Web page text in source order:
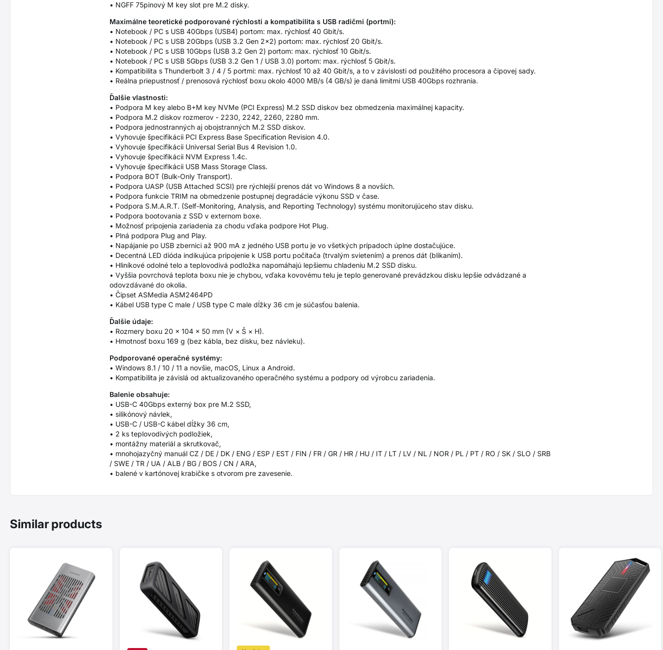
• NGFF 75pinový M key slot pre M.2 disky.
Maximálne teoretické podporované rýchlosti a kompatibilita s USB radičmi (portmi):
• Notebook / PC s USB 40Gbps (USB4) portom: max. rýchlosť 40 Gbit/s.
• Notebook / PC s USB 20Gbps (USB 3.2 Gen 2x2) portom: max. rýchlosť 20 Gbit/s.
• Notebook / PC s USB 10Gbps (USB 3.2 Gen 2) portom: max. rýchlosť 10 Gbit/s.
• Notebook / PC s USB 5Gbps (USB 3.2 Gen 1 / USB 3.0) portom: max. rýchlosť 5 Gbit/s.
• Kompatibilita s Thunderbolt 3 / 4 / 5 portmi: max. rýchlosť 10 až 40 Gbit/s, a to v závislosti od použitého procesora a čipovej sady.
• Reálna priepustnosť / prenosová rýchlosť boxu okolo 4000 MB/s (4 GB/s) je daná limitmi USB 40Gbps rozhrania.
Ďalšie vlastnosti:
• Podpora M key alebo B+M key NVMe (PCI Express) M.2 SSD diskov bez obmedzenia maximálnej kapacity.
• Podpora M.2 diskov rozmerov - 2230, 2242, 2260, 2280 mm.
• Podpora jednostranných aj obojstranných M.2 SSD diskov.
• Vyhovuje špecifikácii PCI Express Base Specification Revision 4.0.
• Vyhovuje špecifikácii Universal Serial Bus 4 Revision 1.0.
• Vyhovuje špecifikácii NVM Express 1.4c.
• Vyhovuje špecifikácii USB Mass Storage Class.
• Podpora BOT (Bulk-Only Transport).
• Podpora UASP (USB Attached SCSI) pre rýchlejší prenos dát vo Windows 8 a novších.
• Podpora funkcie TRIM na obmedzenie postupnej degradácie výkonu SSD v čase.
• Podpora S.M.A.R.T. (Self-Monitoring, Analysis, and Reporting Technology) systému monitorujúceho stav disku.
• Podpora bootovania z SSD v externom boxe.
• Možnosť pripojenia zariadenia za chodu vďaka podpore Hot Plug.
• Plná podpora Plug and Play.
• Napájanie po USB zbernici až 900 mA z jedného USB portu je vo všetkých prípadoch úplne dostačujúce.
• Decentná LED dióda indikujúca pripojenie k USB portu počítača (trvalým svietením) a prenos dát (blikaním).
• Hliníkové odolné telo a teplovodivá podložka napomáhajú lepšiemu chladeniu M.2 SSD disku.
• Vyššia povrchová teplota boxu nie je chybou, vďaka kovovému telu je teplo generované prevádzkou disku lepšie odvádzané a
odovzdávané do okolia.
• Čipset ASMedia ASM2464PD
• Kábel USB type C male / USB type C male dĺžky 36 cm je súčasťou balenia.
Ďalšie údaje:
• Rozmery boxu 20 x 104 x 50 mm (V × Š × H).
• Hmotnosť boxu 169 g (bez kábla, bez disku, bez návleku).
Podporované operačné systémy:
• Windows 8.1 / 10 / 11 a novšie, macOS, Linux a Android.
• Kompatibilita je závislá od aktualizovaného operačného systému a podpory od výrobcu zariadenia.
Balenie obsahuje:
• USB-C 40Gbps externý box pre M.2 SSD,
• silikónový návlek,
• USB-C / USB-C kábel dĺžky 36 cm,
• 2 ks teplovodivých podložiek,
• montážny materiál a skrutkovač,
• mnohojazyčný manuál CZ / DE / DK / ENG / ESP / EST / FIN / FR / GR / HR / HU / IT / LT / LV / NL / NOR / PL / PT / RO / SK / SLO / SRB
/ SWE / TR / UA / ALB / BG / BOS / CN / ARA,
• balené v kartónovej krabičke s otvorom pre zavesenie.
Similar products